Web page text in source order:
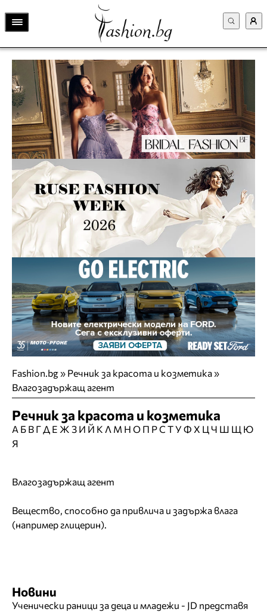
Fashion.bg» Речник за красота и козметика »
Влагозадържащ агент
Речник за красота и козметика
А Б В ГД Е Ж З И Й К Л М Н О П РС ТУФ Х ЦЧ Ш Щ Ю
Я
Влагозадържащ агент
Вещество, способно да привлича и задържа влага
(например глицерин).
Новини
Ученически раници за деца и младежи - JD представя